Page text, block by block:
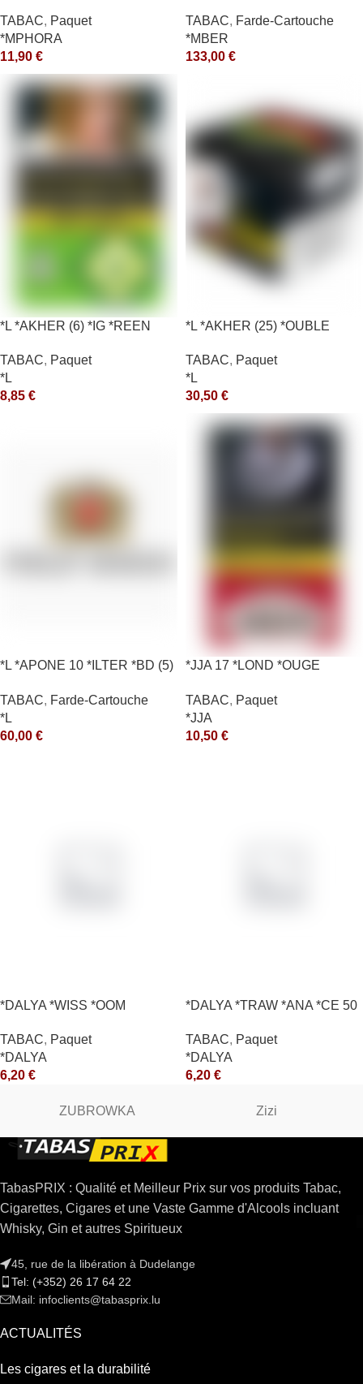
TABAC, Paquet
*MPHORA
11,90 €
TABAC, Farde-Cartouche
*MBER
133,00 €
*L *AKHER (6) *IG *REEN
TABAC, Paquet
*L
8,85 €
*L *AKHER (25) *OUBLE
TABAC, Paquet
*L
30,50 €
*L *APONE 10 *ILTER *BD (5)
TABAC, Farde-Cartouche
*L
60,00 €
*JJA 17 *LOND *OUGE
TABAC, Paquet
*JJA
10,50 €
*DALYA *WISS *OOM
TABAC, Paquet
*DALYA
6,20 €
*DALYA *TRAW *ANA *CE 50
TABAC, Paquet
*DALYA
6,20 €
ZUBROWKA Zizi
TabasPRIX : Qualité et Meilleur Prix sur vos produits Tabac,
Cigarettes, Cigares et une Vaste Gamme d'Alcools incluant
Whisky, Gin et autres Spiritueux
45, rue de la libération à Dudelange
Tel: (+352) 26 17 64 22
Mail: infoclients@tabasprix.lu
ACTUALITÉS
Les cigares et la durabilité